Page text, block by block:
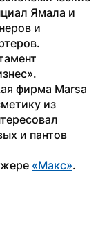
Ямала и
и
фирма Marsa
из
и пантов
«Макс».